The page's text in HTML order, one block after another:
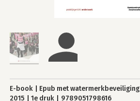
E-book Epub met watermerkbeveiliging
2015
1e druk 9789051798616